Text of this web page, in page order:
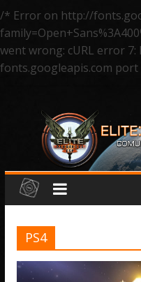
/* Error on http://
went wrong: cURL error 7:
fonts.googleapis.com
PS4